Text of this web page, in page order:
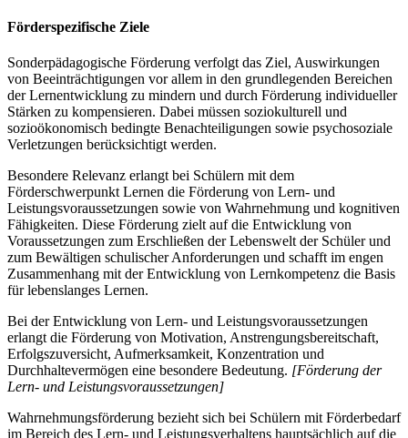
Förderspezifische Ziele
Sonderpädagogische Förderung verfolgt das Ziel, Auswirkungen
von Beeinträchtigungen vor allem in den grundlegenden Bereichen
der Lernentwicklung zu mindern und durch Förderung individueller
Stärken zu kompensieren. Dabei müssen soziokulturell und
sozioökonomisch bedingte Benachteiligungen sowie psychosoziale
Verletzungen berücksichtigt werden.
Besondere Relevanz erlangt bei Schülern mit dem
Förderschwerpunkt Lernen die Förderung von Lern- und
Leistungsvoraussetzungen sowie von Wahrnehmung und kognitiven
Fähigkeiten. Diese Förderung zielt auf die Entwicklung von
Voraussetzungen zum Erschließen der Lebenswelt der Schüler und
zum Bewältigen schulischer Anforderungen und schafft im engen
Zusammenhang mit der Entwicklung von Lernkompetenz die Basis
für lebenslanges Lernen.
Bei der Entwicklung von Lern- und Leistungsvoraussetzungen
erlangt die Förderung von Motivation, Anstrengungsbereitschaft,
Erfolgszuversicht, Aufmerksamkeit, Konzentration und
Durchhaltevermögen eine besondere Bedeutung. [Förderung der
Lern- und Leistungsvoraussetzungen]
Wahrnehmungsförderung bezieht sich bei Schülern mit Förderbedarf
im Bereich des Lern- und Leistungsverhaltens hauptsächlich auf die